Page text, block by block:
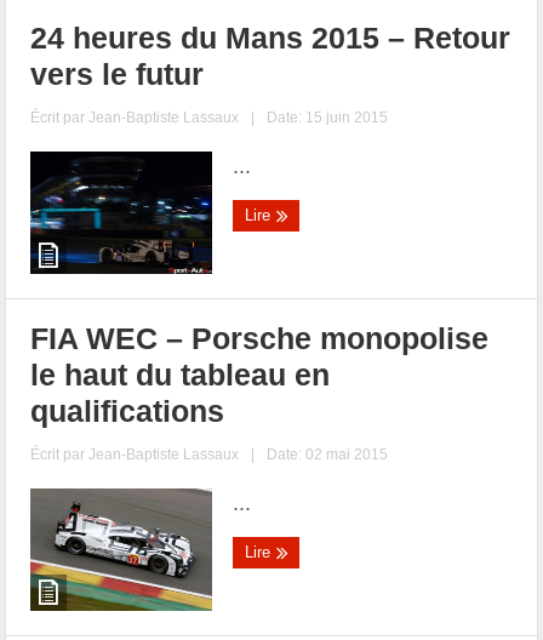
24 heures du Mans 2015 – Retour
vers le futur
Écrit parJean-Baptiste Lassaux | Date: 15 juin 2015
...
Lire
FIA WEC – Porsche monopolise
le haut du tableau en
qualifications
Écrit parJean-Baptiste Lassaux | Date: 02 mai 2015
...
Lire